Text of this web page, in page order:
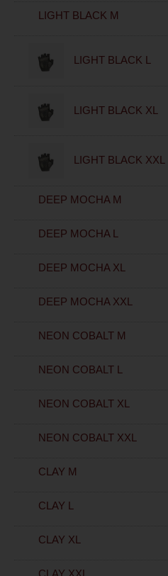
LIGHT BLACK M
LIGHT BLACK L
LIGHT BLACK XL
LIGHT BLACK XXL
DEEP MOCHA M
DEEP MOCHA L
DEEP MOCHA XL
DEEP MOCHA XXL
NEON COBALT M
NEON COBALT L
NEON COBALT XL
NEON COBALT XXL
CLAY M
CLAY L
CLAY XL
CLAY XXL